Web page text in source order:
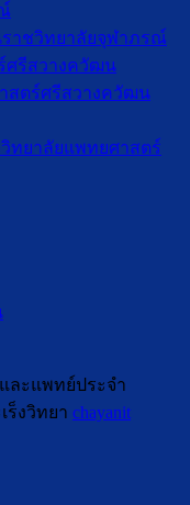
าชวิทยาลัยจุฬาภรณ์
ศรีสวางควัฒน
สตร์ศรีสวางควัฒน
ทยาลัยแพทยศาสตร์
ละแพทย์ประจำ
ร็งวิทยา chayanit